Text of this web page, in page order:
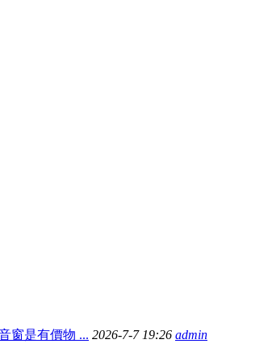
窗是有價物 ... 2026-7-7 19:26 admin